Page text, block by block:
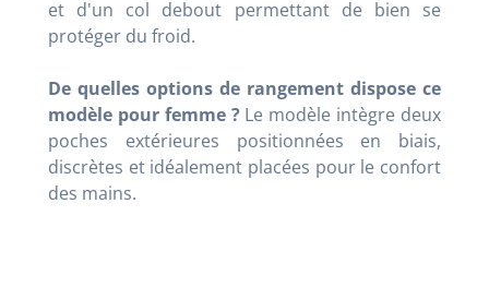
et d'un col debout permettant de bien se
protéger du froid.
De quelles options de rangement dispose ce
modèle pour femme ?Le modèle intègre deux
poches extérieures positionnées en biais,
discrètes et idéalement placées pour le confort
des mains.